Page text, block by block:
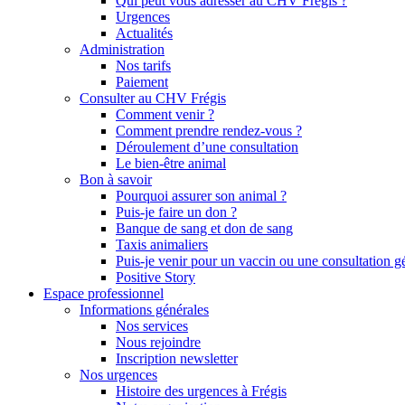
Urgences
Actualités
Administration
Nos tarifs
Paiement
Consulter au CHV Frégis
Comment venir ?
Comment prendre rendez-vous ?
Déroulement d’une consultation
Le bien-être animal
Bon à savoir
Pourquoi assurer son animal ?
Puis-je faire un don ?
Banque de sang et don de sang
Taxis animaliers
Puis-je venir pour un vaccin ou une consultation
Positive Story
Espace professionnel
Informations générales
Nos services
Nous rejoindre
Inscription newsletter
Nos urgences
Histoire des urgences à Frégis